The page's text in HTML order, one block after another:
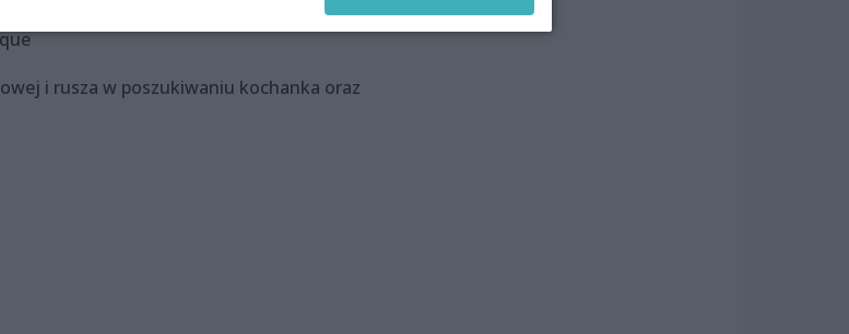
i rusza w poszukiwaniu kochanka oraz